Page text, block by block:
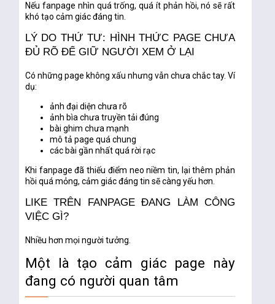
Nếu fanpage nhìn quá trống, quá ít phản hồi, nó sẽ rất
khó tạo cảm giác đáng tin.
LÝ DO THỨ TƯ: HÌNH THỨC PAGE CHƯA
ĐỦ RÕ ĐỂ GIỮ NGƯỜI XEM Ở LẠI
Có những page không xấu nhưng vẫn chưa chắc tay. Ví
dụ:
ảnh đại diện chưa rõ
ảnh bìa chưa truyền tải đúng
bài ghim chưa mạnh
mô tả page quá chung
các bài gần nhất quá rời rạc
Khi fanpage đã thiếu điểm neo niềm tin, lại thêm phản
hồi quá mỏng, cảm giác đáng tin sẽ càng yếu hơn.
LIKE TRÊN FANPAGE ĐANG LÀM CÔNG
VIỆC GÌ?
Nhiều hơn mọi người tưởng.
Một là tạo cảm giác page này
đang có người quan tâm